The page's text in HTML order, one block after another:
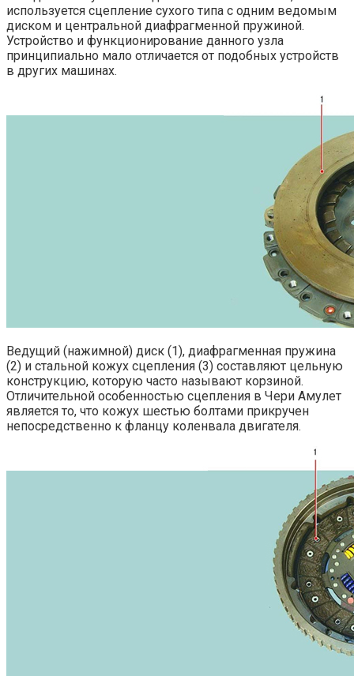
используется сцепление сухого типа с одним ведомым
диском и центральной диафрагменной пружиной.
Устройство и функционирование данного узла
принципиально мало отличается от подобных устройств
в других машинах.
Ведущий (нажимной) диск (1), диафрагменная пружина
(2) и стальной кожух сцепления (3) составляют цельную
конструкцию, которую часто называют корзиной.
Отличительной особенностью сцепления в Чери Амулет
является то, что кожух шестью болтами прикручен
непосредственно к фланцу коленвала двигателя.